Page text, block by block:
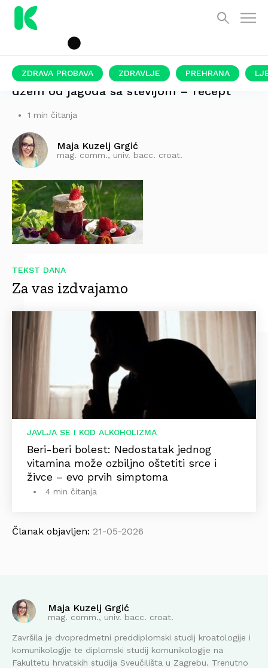
ZDRAVA PROBAVA ZDRAVLJE PREHRANA
džem od jagoda sa stevijom – recept
1 min čitanja
Maja Kuzelj Grgić
mag. comm., univ. bacc. croat.
TEKST DANA
Za vas izdvajamo
JAVLJA SE I KOD ALKOHOLIZMA
Beri-beri bolest: Nedostatak jednog
vitamina može ozbiljno oštetiti srce i
živce – evo prvih simptoma
4 min čitanja
Članak objavljen: 21-05-2026
Maja Kuzelj Grgić
mag. comm., univ. bacc. croat.
Završila je dvopredmetni preddiplomski studij kroatologije i
komunikologije te diplomski studij komunikologije na
Fakultetu hrvatskih studija Sveučilišta u Zagrebu. Trenutno